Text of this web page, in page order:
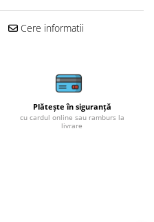
Cere informatii
Plătește în siguranță
cu cardul online sau ramburs la
livrare